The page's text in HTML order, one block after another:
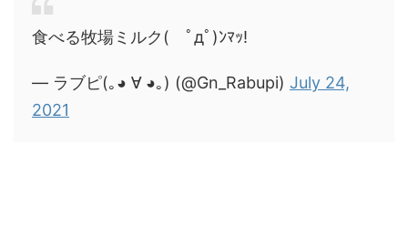
食べる牧場ミルク( ﾟдﾟ)ﾝﾏｯ!
— ラブピ(｡◕ ∀ ◕｡) (@Gn_Rabupi) July 24,
2021